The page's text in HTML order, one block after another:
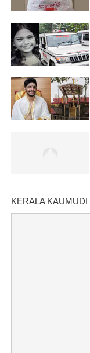
KERALA KAUMUDI